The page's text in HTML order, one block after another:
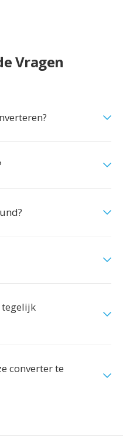
Vragen
tegelijk
converter te